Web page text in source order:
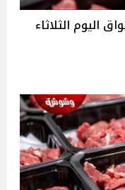
تعرف على أسعار اللحوم فى الأسواق‎‎ اليوم الثلاثاء